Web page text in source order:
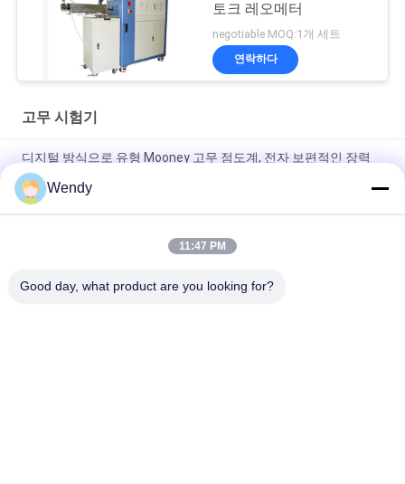
토크 레오메터
negotiable MOQ:1개 세트
연락하다
고무 시험기
디지털 방식으로 유형 Mooney 고무 점도계, 전자 보편적인 장력
기계 ASTM-D2084
회전자 없는 실험실에 의하여 사용되는 단 하나 칩 통제 전류계 고
Wendy
11:47 PM
Good day, what product are you looking for?